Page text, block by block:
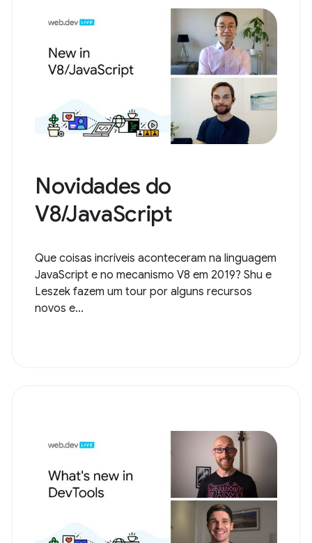
Novidades do
V8/JavaScript
Que coisas incríveis aconteceram na linguagem
JavaScript e no mecanismo V8 em 2019? Shu e
Leszek fazem um tour por alguns recursos
novos e...